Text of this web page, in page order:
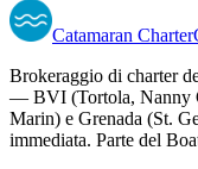
Catamaran Charter
Brokeraggio di charter
— BVI (Tortola, Nanny
Marin) e Grenada (St.
immediata. Parte del